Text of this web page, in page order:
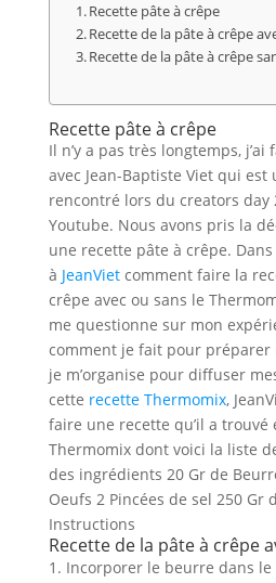
Recette pâte à crêpe
Recette de la pâte à crêpe
Recette de la pâte à crêpe
Recette pâte à crêpe
Il n’y a pas très longtemps,
avec Jean-Baptiste Viet qui est
rencontré lors du creators day
Youtube. Nous avons pris la
une recette pâte à crêpe.
à JeanVietcomment faire la
crêpe avec ou sans le
me questionne sur mon
comment je fait pour préparer
je m’organise pour diffuser
cette recette Thermomix,
faire une recette qu’il a trouvé
Thermomix dont voici la liste
des ingrédients 20 Gr de
Oeufs 2 Pincées de sel 250 Gr
Instructions
Recette de la pâte à crêpe
Incorporer le beurre dans